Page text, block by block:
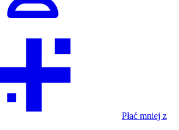
Płać mniej z